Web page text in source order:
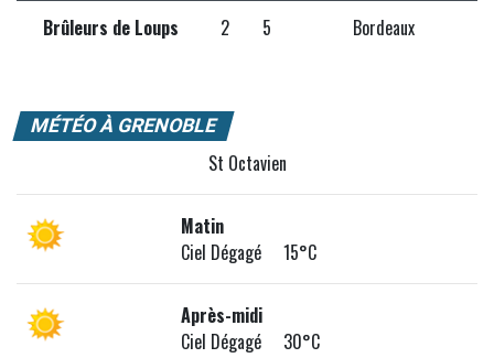
Brûleurs de Loups 2 5 Bordeaux
MÉTÉO À GRENOBLE
St Octavien
Matin
Ciel Dégagé 15°C
Après-midi
Ciel Dégagé 30°C